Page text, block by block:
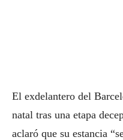
El exdelantero del
natal tras una etapa
aclaró que su estancia